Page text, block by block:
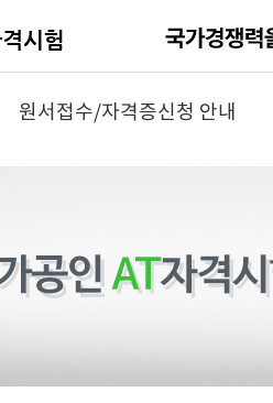
원서접수/자격증신청 안내